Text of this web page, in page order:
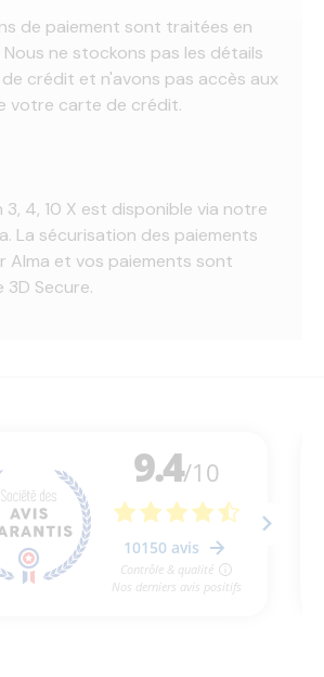
de paiement sont traitées en
ne stockons pas les détails
crédit et n'avons pas accès aux
votre carte de crédit.
3, 4, 10 X est disponible via notre
La sécurisation des paiements
Alma et vos paiements sont
Secure.